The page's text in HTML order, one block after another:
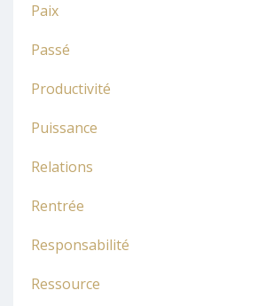
Paix
Passé
Productivité
Puissance
Relations
Rentrée
Responsabilité
Ressource